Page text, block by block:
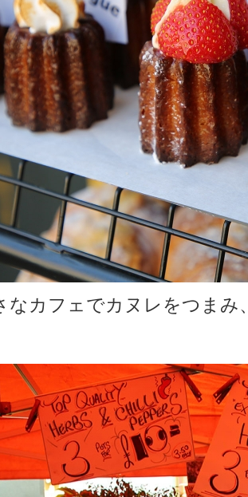
なカフェでカヌレをつまみ